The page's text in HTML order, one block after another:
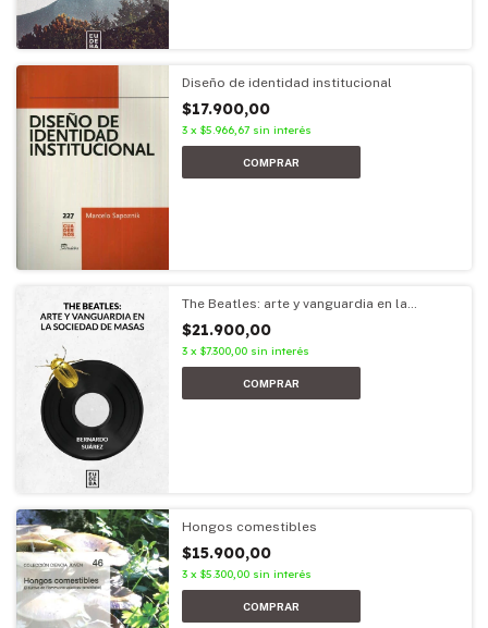
Diseño de identidad institucional
$17.900,00
3 x $5.966,67 sin interés
The Beatles: arte y vanguardia en la
$21.900,00
3 x $7.300,00 sin interés
Hongos comestibles
$15.900,00
3 x $5.300,00 sin interés